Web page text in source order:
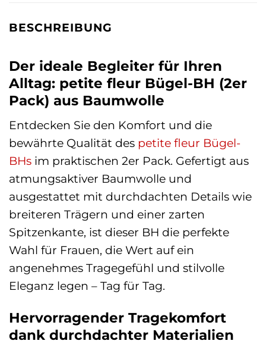
BESCHREIBUNG
Der ideale Begleiter für Ihren
Alltag: petite fleur Bügel-BH (2er
Pack) aus Baumwolle
Entdecken Sie den Komfort und die
bewährte Qualität des petite fleur Bügel-
BHs im praktischen 2er Pack. Gefertigt aus
atmungsaktiver Baumwolle und
ausgestattet mit durchdachten Details wie
breiteren Trägern und einer zarten
Spitzenkante, ist dieser BH die perfekte
Wahl für Frauen, die Wert auf ein
angenehmes Tragegefühl und stilvolle
Eleganz legen – Tag für Tag.
Hervorragender Tragekomfort
dank durchdachter Materialien